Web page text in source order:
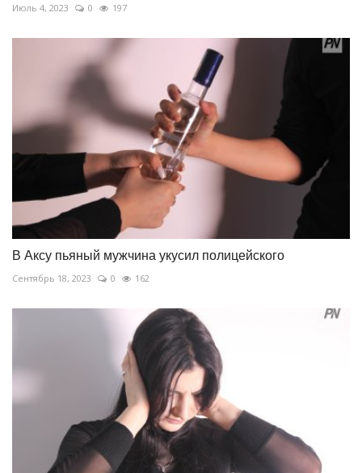
Июль 4, 2023 0 197
В Аксу пьяный мужчина укусил полицейского
Сентябрь 18, 2023 0 162